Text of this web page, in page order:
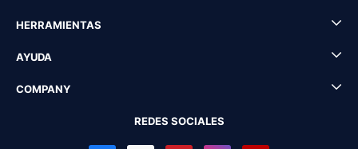
HERRAMIENTAS
AYUDA
COMPANY
REDES SOCIALES